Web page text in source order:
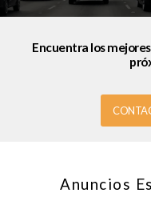
Encuentra los
Anuncios